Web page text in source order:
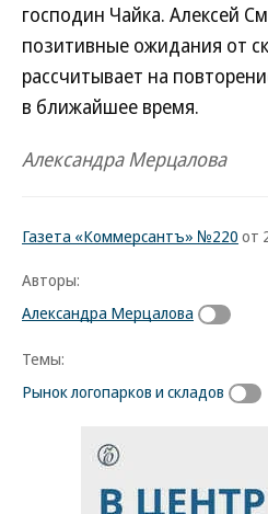
господин Чайка. Алексей
позитивные ожидания от
рассчитывает на
в ближайшее время.
Александра Мерцалова
Газета «Коммерсантъ» №220 от
Авторы:
Александра Мерцалова
Темы:
Рынок логопарков и складов